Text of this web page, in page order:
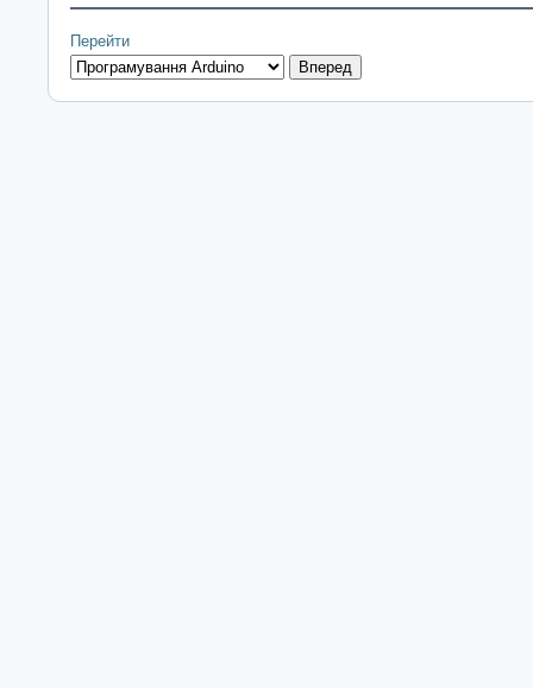
Перейти